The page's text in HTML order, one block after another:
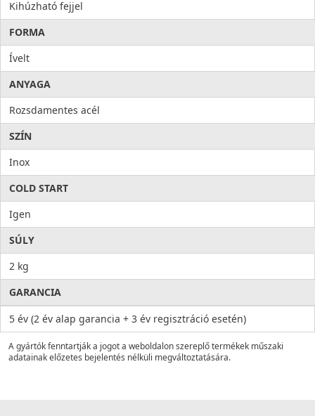
Kihúzható fejjel
FORMA
Ívelt
ANYAGA
Rozsdamentes acél
SZÍN
Inox
COLD START
Igen
SÚLY
2 kg
GARANCIA
5 év (2 év alap garancia + 3 év regisztráció esetén)
A gyártók fenntartják a jogot a weboldalon szereplő termékek műszaki
adatainak előzetes bejelentés nélküli megváltoztatására.